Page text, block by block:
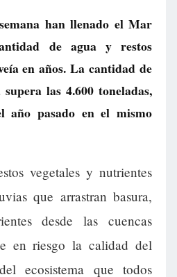
han llenado el Mar
de agua y restos
en años. La cantidad de
las 4.600 toneladas,
año pasado en el mismo
vegetales y nutrientes
que arrastran basura,
desde las cuencas
en riesgo la calidad del
ecosistema que todos